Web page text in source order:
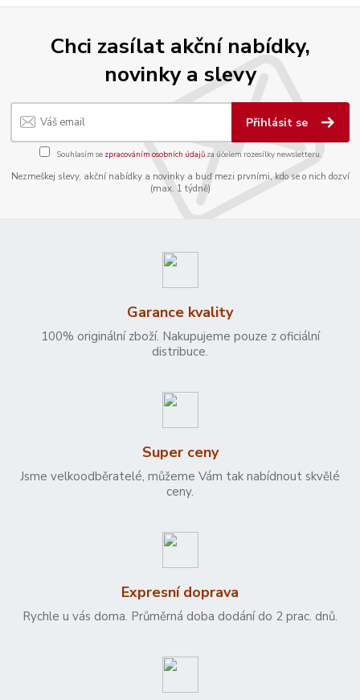
Chci zasílat akční nabídky,
novinky a slevy
Přihlásit se
Souhlasím se zpracováním osobních údajůza účelem rozesílky newsletteru.
Nezmeškej slevy, akční nabídky a novinky a buď mezi prvními, kdo se o nich dozví
(max. 1 týdně)
Garance kvality
100% originální zboží. Nakupujeme pouze z oficiální
distribuce.
Super ceny
Jsme velkoodběratelé, můžeme Vám tak nabídnout skvělé
ceny.
Expresní doprava
Rychle u vás doma. Průměrná doba dodání do 2 prac. dnů.